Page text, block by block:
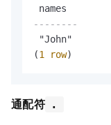
--------
"John"
(1 row)
通配符 .